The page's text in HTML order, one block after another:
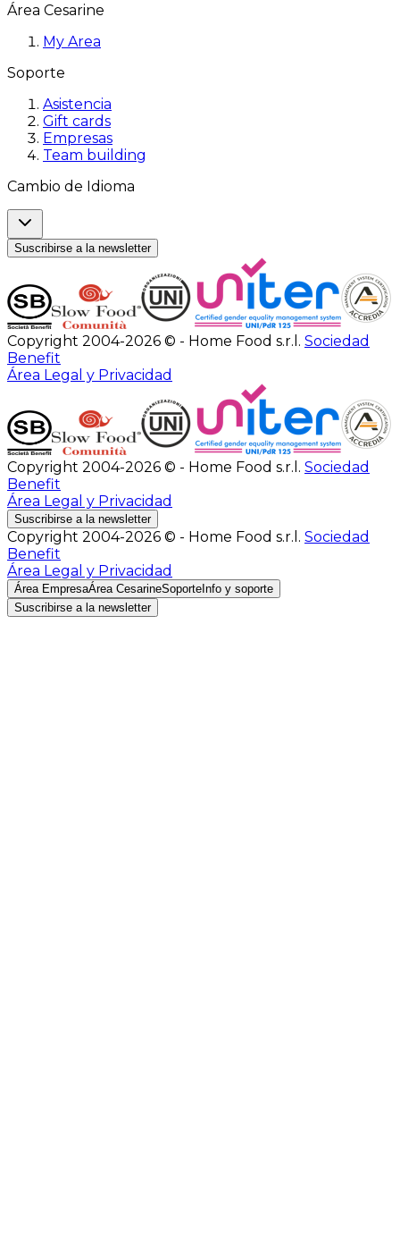
Área Cesarine
My Area
Soporte
Asistencia
Gift cards
Empresas
Team building
Cambio de Idioma
Suscribirse a la newsletter
Copyright 2004-2026 © - Home Food s.r.l. Sociedad
Benefit
Área Legal y Privacidad
Copyright 2004-2026 © - Home Food s.r.l. Sociedad
Benefit
Área Legal y Privacidad
Suscribirse a la newsletter
Copyright 2004-2026 © - Home Food s.r.l. Sociedad
Benefit
Área Legal y Privacidad
Área EmpresaÁrea CesarineSoporte Info y soporte
Suscribirse a la newsletter